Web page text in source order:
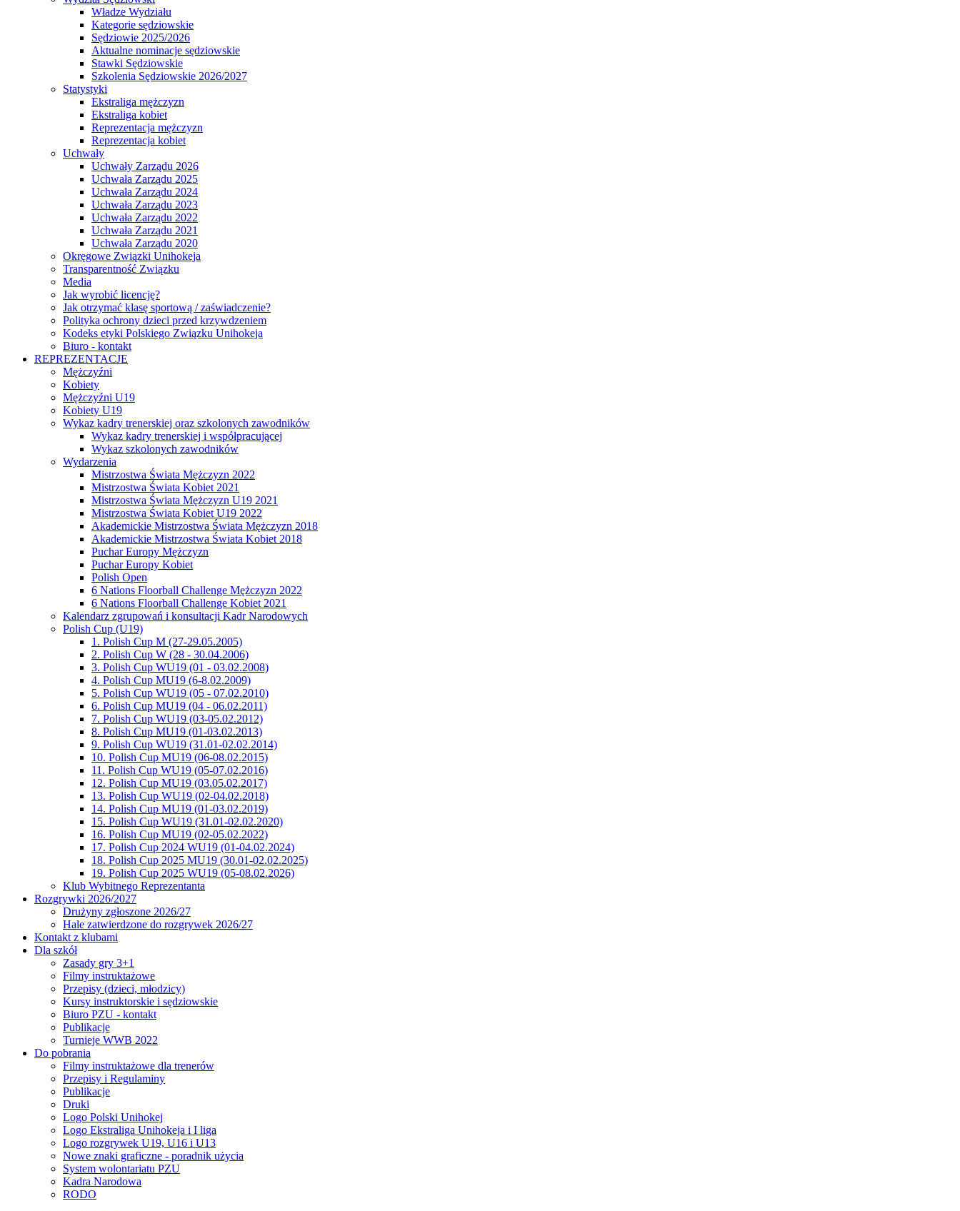
Władze Wydziału
Kategorie sędziowskie
Sędziowie 2025/2026
Aktualne nominacje sędziowskie
Stawki Sędziowskie
Szkolenia Sędziowskie 2026/2027
Statystyki
Ekstraliga mężczyzn
Ekstraliga kobiet
Reprezentacja mężczyzn
Reprezentacja kobiet
Uchwały
Uchwały Zarządu 2026
Uchwała Zarządu 2025
Uchwała Zarządu 2024
Uchwała Zarządu 2023
Uchwała Zarządu 2022
Uchwała Zarządu 2021
Uchwała Zarządu 2020
Okręgowe Związki Unihokeja
Transparentność Związku
Media
Jak wyrobić licencję?
Jak otrzymać klasę sportową / zaświadczenie?
Polityka ochrony dzieci przed krzywdzeniem
Kodeks etyki Polskiego Związku Unihokeja
Biuro - kontakt
REPREZENTACJE
Mężczyźni
Kobiety
Mężczyźni U19
Kobiety U19
Wykaz kadry trenerskiej oraz szkolonych zawodników
Wykaz kadry trenerskiej i współpracującej
Wykaz szkolonych zawodników
Wydarzenia
Mistrzostwa Świata Mężczyzn 2022
Mistrzostwa Świata Kobiet 2021
Mistrzostwa Świata Mężczyzn U19 2021
Mistrzostwa Świata Kobiet U19 2022
Akademickie Mistrzostwa Świata Mężczyzn 2018
Akademickie Mistrzostwa Świata Kobiet 2018
Puchar Europy Mężczyzn
Puchar Europy Kobiet
Polish Open
6 Nations Floorball Challenge Mężczyzn 2022
6 Nations Floorball Challenge Kobiet 2021
Kalendarz zgrupowań i konsultacji Kadr Narodowych
Polish Cup (U19)
1. Polish Cup M (27-29.05.2005)
2. Polish Cup W (28 - 30.04.2006)
3. Polish Cup WU19 (01 - 03.02.2008)
4. Polish Cup MU19 (6-8.02.2009)
5. Polish Cup WU19 (05 - 07.02.2010)
6. Polish Cup MU19 (04 - 06.02.2011)
7. Polish Cup WU19 (03-05.02.2012)
8. Polish Cup MU19 (01-03.02.2013)
9. Polish Cup WU19 (31.01-02.02.2014)
10. Polish Cup MU19 (06-08.02.2015)
11. Polish Cup WU19 (05-07.02.2016)
12. Polish Cup MU19 (03.05.02.2017)
13. Polish Cup WU19 (02-04.02.2018)
14. Polish Cup MU19 (01-03.02.2019)
15. Polish Cup WU19 (31.01-02.02.2020)
16. Polish Cup MU19 (02-05.02.2022)
17. Polish Cup 2024 WU19 (01-04.02.2024)
18. Polish Cup 2025 MU19 (30.01-02.02.2025)
19. Polish Cup 2025 WU19 (05-08.02.2026)
Klub Wybitnego Reprezentanta
Rozgrywki 2026/2027
Drużyny zgłoszone 2026/27
Hale zatwierdzone do rozgrywek 2026/27
Kontakt z klubami
Dla szkół
Zasady gry 3+1
Filmy instruktażowe
Przepisy (dzieci, młodzicy)
Kursy instruktorskie i sędziowskie
Biuro PZU - kontakt
Publikacje
Turnieje WWB 2022
Do pobrania
Filmy instruktażowe dla trenerów
Przepisy i Regulaminy
Publikacje
Druki
Logo Polski Unihokej
Logo Ekstraliga Unihokeja i I liga
Logo rozgrywek U19, U16 i U13
Nowe znaki graficzne - poradnik użycia
System wolontariatu PZU
Kadra Narodowa
RODO